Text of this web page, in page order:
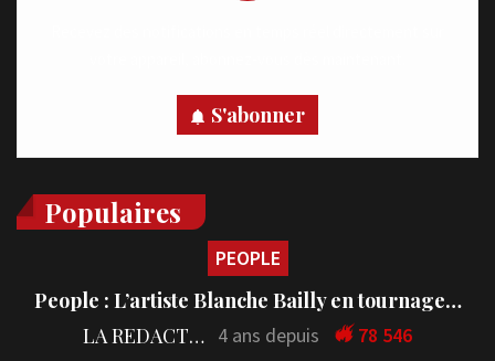
S'abonner
Populaires
PEOPLE
People : L’artiste Blanche Bailly en tournage…
LA REDACTION 4 ans depuis 78 546